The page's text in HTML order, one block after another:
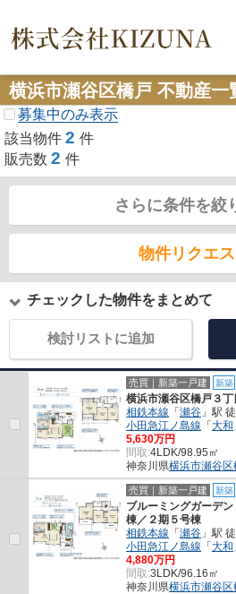
横浜市瀬谷区橋戸 不動産一
募集中のみ表示
該当物件 2 件
販売数 2 件
さらに条件を絞
物件リクエス
チェックした物件をまとめて
検討リストに追加
売買｜新築一戸建 新築
横浜市瀬谷区橋戸３
相鉄本線 「瀬谷 」駅
小田急江ノ島線 「大和
5,630万円
間取:4LDK/98.95㎡
神奈川県横浜市瀬谷区
売買｜新築一戸建 新築
ブルーミングガーデ
棟／２期５号棟
相鉄本線 「瀬谷 」駅
小田急江ノ島線 「大和
4,880万円
間取:3LDK/96.16㎡
神奈川県横浜市瀬谷区